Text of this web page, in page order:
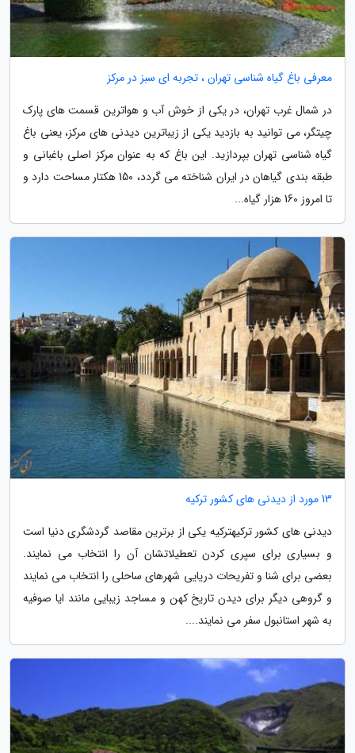
معرفی باغ گیاه شناسی تهران ، تجربه ای سبز در مرکز
در شمال غرب تهران، در یکی از خوش آب و هواترین قسمت های پارک
چیتگر، می توانید به بازدید یکی از زیباترین دیدنی های مرکز، یعنی باغ
گیاه شناسی تهران بپردازید. این باغ که به عنوان مرکز اصلی باغبانی و
طبقه بندی گیاهان در ایران شناخته می گردد، 150 هکتار مساحت دارد و
تا امروز 160 هزار گیاه...
13 مورد از دیدنی های کشور ترکیه
دیدنی های کشور ترکیهترکیه یکی از برترین مقاصد گردشگری دنیا است
و بسیاری برای سپری کردن تعطیلاتشان آن را انتخاب می نمایند.
بعضی برای شنا و تفریحات دریایی شهرهای ساحلی را انتخاب می نمایند
و گروهی دیگر برای دیدن تاریخ کهن و مساجد زیبایی مانند ایا صوفیه
به شهر استانبول سفر می نمایند....